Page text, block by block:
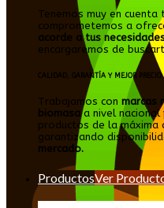
Tenemos muy en
comprometemos a
acorde a tus
encargaremos de
CALIDAD, GARANTÍA Y MEJOR PRECIO
Trabajamos con marcas
biomasaa nivel nacional
productos de la máxima
garantizando
mercado.
ProductosVer